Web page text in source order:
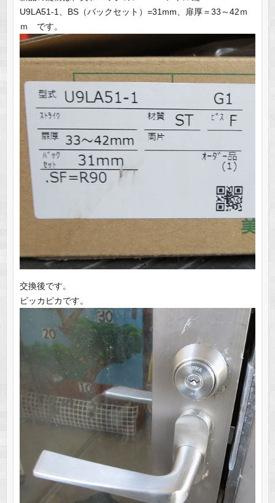
U9LA51-1、BS（バックセット）=31mm、扉厚＝33～42ｍ
ｍ です。
交換後です。
ピッカピカです。